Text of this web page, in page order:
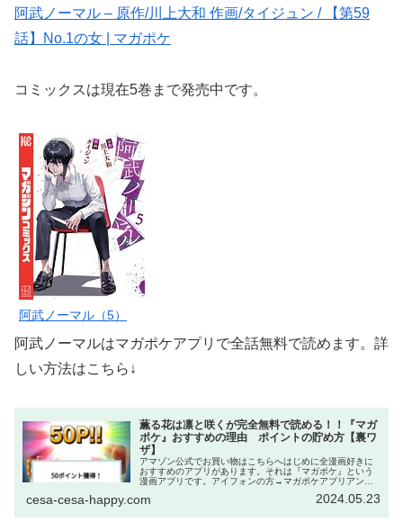
阿武ノーマル – 原作/川上大和 作画/タイジュン / 【第59
話】No.1の女 | マガポケ
コミックスは現在5巻まで発売中です。
阿武ノーマル（5）
阿武ノーマルはマガポケアプリで全話無料で読めます。詳
しい方法はこちら↓
薫る花は凛と咲くが完全無料で読める！！『マガ
ポケ』おすすめの理由 ポイントの貯め方【裏ワ
ザ】
アマゾン公式でお買い物はこちらへはじめに全漫画好きに
おすすめのアプリがあります。それは『マガポケ』という
漫画アプリです。アイフォンの方→マガポケアプリアンド
ン公式無料漫画アプリ このアプ...
cesa-cesa-happy.com 2024.05.23